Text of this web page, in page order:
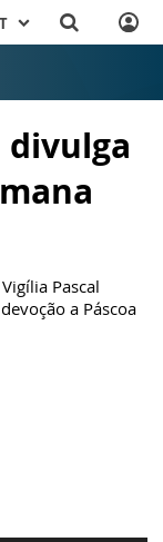
Pascal
a Páscoa